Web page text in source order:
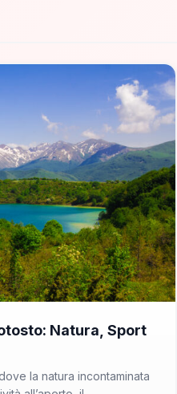
Natura, Sport
la natura incontaminata